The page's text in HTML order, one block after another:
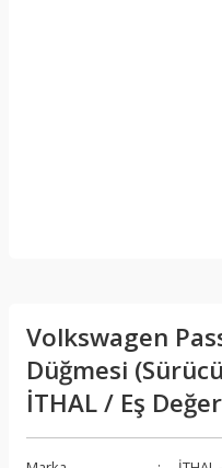
Volkswagen
Düğmesi
İTHAL / Eş